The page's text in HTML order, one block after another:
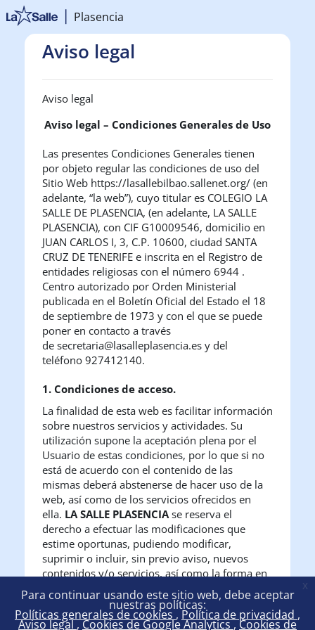
Salta al contenido principal
Para continuar usando este sitio web, debe aceptar
nuestras políticas:
Políticas generales de cookies Política de privacidad
Aviso legal Cookies de Google Analytics Cookies de
x
Plasencia
Aviso legal
Aviso legal
Aviso legal – Condiciones Generales de Uso
Las presentes Condiciones Generales tienen
por objeto regular las condiciones de uso del
Sitio Web https://lasallebilbao.sallenet.org/ (en
adelante, “la web”), cuyo titular es COLEGIO LA
SALLE DE PLASENCIA, (en adelante, LA SALLE
PLASENCIA), con CIF G10009546, domicilio en
JUAN CARLOS I, 3, C.P. 10600, ciudad SANTA
CRUZ DE TENERIFE e inscrita en el Registro de
entidades religiosas con el número 6944 .
Centro autorizado por Orden Ministerial
publicada en el Boletín Oficial del Estado el 18
de septiembre de 1973 y con el que se puede
poner en contacto a través
de secretaria@lasalleplasencia.es y del
teléfono 927412140.
1. Condiciones de acceso.
La finalidad de esta web es facilitar información
sobre nuestros servicios y actividades. Su
utilización supone la aceptación plena por el
Usuario de estas condiciones, por lo que si no
está de acuerdo con el contenido de las
mismas deberá abstenerse de hacer uso de la
web, así como de los servicios ofrecidos en
ella. LA SALLE PLASENCIAse reserva el
derecho a efectuar las modificaciones que
estime oportunas, pudiendo modificar,
suprimir o incluir, sin previo aviso, nuevos
contenidos y/o servicios, así como la forma en
que éstos aparezcan presentados y localizados
y las condiciones de uso de la web.
El Usuario acepta que el acceso y uso de la web